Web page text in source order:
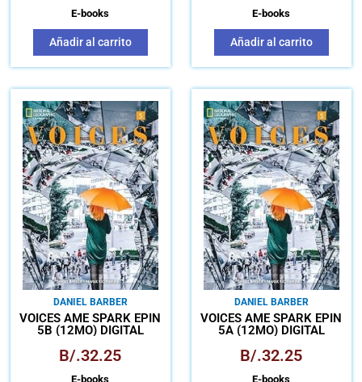
E-books
Añadir al carrito
E-books
Añadir al carrito
DANIEL BARBER
VOICES AME SPARK EPIN
5B (12MO) DIGITAL
B/.32.25
E-books
DANIEL BARBER
VOICES AME SPARK EPIN
5A (12MO) DIGITAL
B/.32.25
E-books